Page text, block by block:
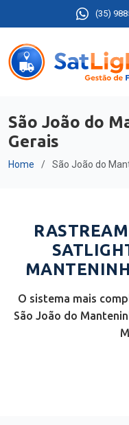
(35)
São João do
Gerais
Home São João do
O sistema mais
São João do